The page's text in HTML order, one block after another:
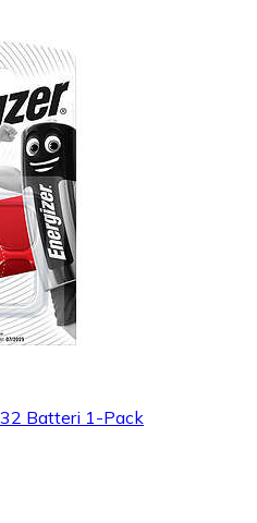
Batteri 1-Pack